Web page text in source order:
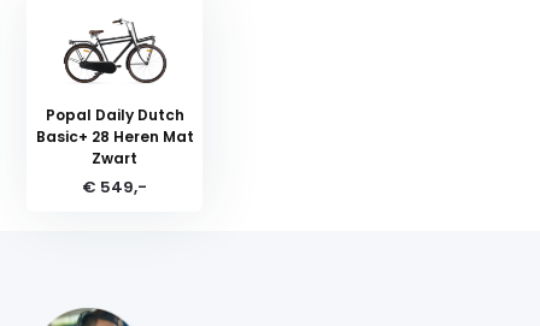
Popal Daily Dutch
Basic+ 28 Heren Mat
Zwart
€ 549,-